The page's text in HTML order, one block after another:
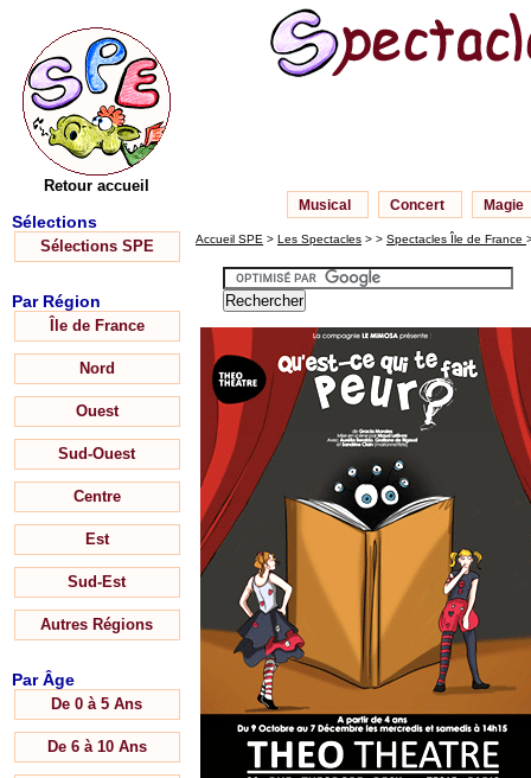
Retour accueil
Sélections
Sélections SPE
Par Région
Île de France
Nord
Ouest
Sud-Ouest
Centre
Est
Sud-Est
Autres Régions
Par Âge
De 0 à 5 Ans
De 6 à 10 Ans
Musical Concert Magie
Accueil SPE > Les Spectacles > > Spectacles Île de France